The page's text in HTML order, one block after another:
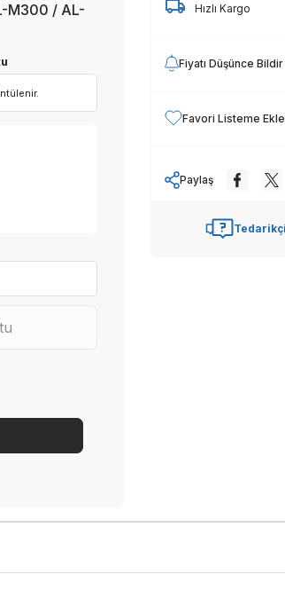
M300 / AL-
Hızlı Kargo
Fiyatı Düşünce Bildir
Favori Listeme Ekle
Paylaş